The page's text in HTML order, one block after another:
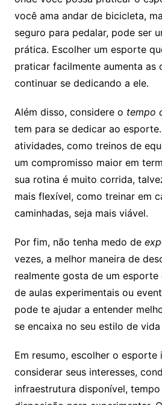
você ama andar de bicicleta,
seguro para pedalar, pode ser
prática. Escolher um esporte
praticar facilmente aumenta as
continuar se dedicando a ele.
Além disso, considere o tempo
tem para se dedicar ao
atividades, como treinos de
um compromisso maior em
sua rotina é muito corrida,
mais flexível, como treinar em
caminhadas, seja mais viável.
Por fim, não tenha medo de
vezes, a melhor maneira de
realmente gosta de um
de aulas experimentais ou
pode te ajudar a entender
se encaixa no seu estilo de
Em resumo, escolher o esporte
considerar seus interesses,
infraestrutura disponível,